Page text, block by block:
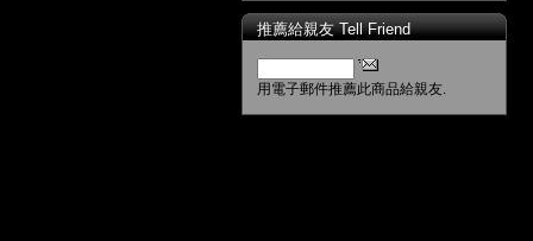
推薦給親友 Tell Friend
用電子郵件推薦此商品給親友.